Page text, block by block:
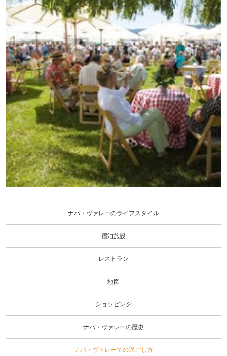
ナ
パ・
スタ
ナパ・ヴァレーのライフスタイル
宿泊施設
レストラン
地図
ショッピング
ナパ・ヴァレーの歴史
ナパ・ヴァレーでの過ごし方